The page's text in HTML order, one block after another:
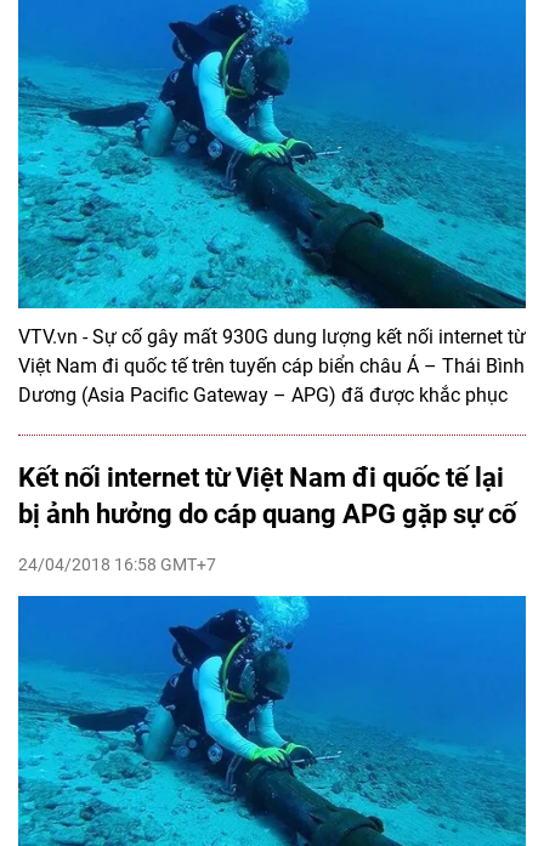
VTV.vn - Sự cố gây mất 930G dung lượng kết nối internet từ
Việt Nam đi quốc tế trên tuyến cáp biển châu Á – Thái Bình
Dương (Asia Pacific Gateway – APG) đã được khắc phục
Kết nối internet từ Việt Nam đi quốc tế lại
bị ảnh hưởng do cáp quang APG gặp sự cố
24/04/2018 16:58 GMT+7